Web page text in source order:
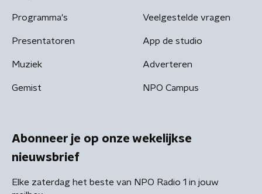
Programma's
Presentatoren
Muziek
Gemist
Veelgestelde vragen
App de studio
Adverteren
NPO Campus
Abonneer je op onze wekelijkse
nieuwsbrief
Elke zaterdag het beste van NPO Radio 1 in jouw